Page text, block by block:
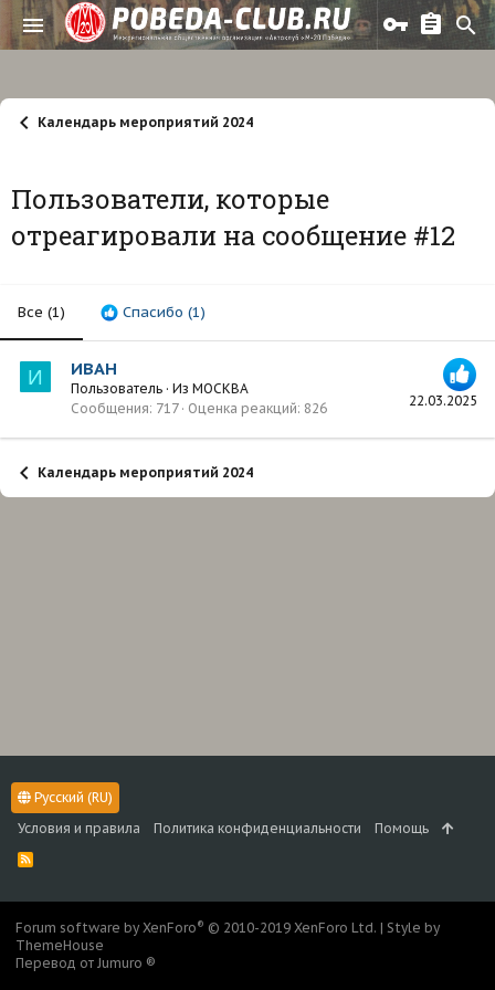
Календарь мероприятий 2024
Пользователи, которые
отреагировали на сообщение #12
Все (1) Спасибо (1)
И
22.03.2025
ИВАН
Пользователь · Из МОСКВА
Сообщения 717 Оценка реакций 826
Календарь мероприятий 2024
Русский (RU)
Условия и правила
Политика конфиденциальности Помощь
R
S
Forum software by XenForo® © 2010-2019 XenForo Ltd. | Style by
ThemeHouse
Перевод от Jumuro ®